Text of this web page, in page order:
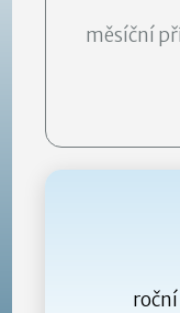
měsíční